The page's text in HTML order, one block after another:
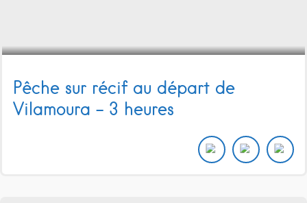
Pêche sur récif au départ de
Vilamoura – 3 heures